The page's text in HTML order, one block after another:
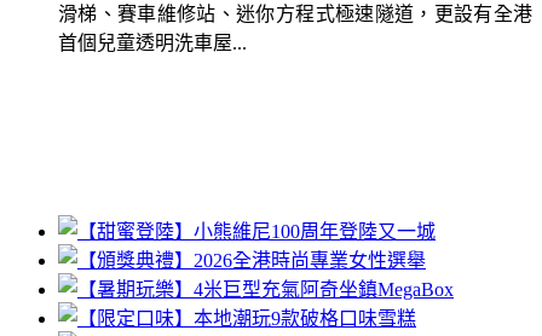
滑梯、賽車維修站、迷你方程式極速隧道，更設有全港
首個兒童透明洗車屋...